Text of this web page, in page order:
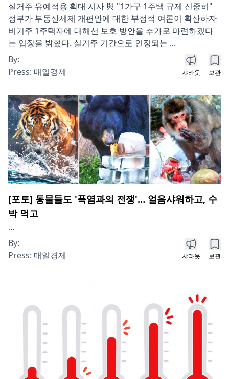
실거주 유예적용 확대 시사 與 "1가구 1주택 규제 신중히"
정부가 부동산세제 개편안에 대한 부정적 여론이 확산하자
비거주 1주택자에 대해선 보호 방안을 추가로 마련하겠다
는 입장을 밝혔다. 실거주 기간으로 인정되는 ...
By:
Press: 매일경제 샤라웃 보관
[포토] 동물들도 '폭염과의 전쟁'… 얼음샤워하고, 수
박 먹고
...
By:
Press: 매일경제 샤라웃 보관